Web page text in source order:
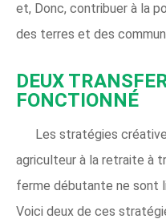
et, Donc, contribuer à la
des terres et des
DEUX
FONCTIONNÉ
Les stratégies
agriculteur à la retraite à
ferme débutante ne sont
Voici deux de ces